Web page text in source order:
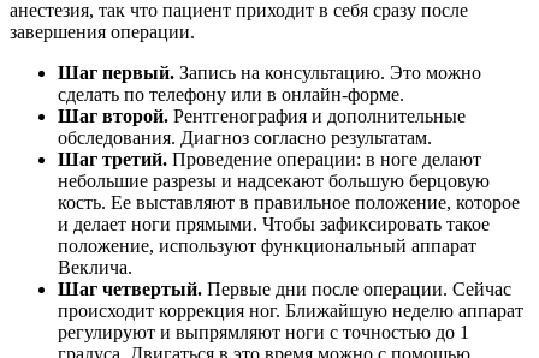
анестезия, так что пациент приходит в себя сразу после
завершения операции.
Шаг первый. Запись на консультацию. Это можно
сделать по телефону или в онлайн-форме.
Шаг второй. Рентгенография и дополнительные
обследования. Диагноз согласно результатам.
Шаг третий. Проведение операции: в ноге делают
небольшие разрезы и надсекают большую берцовую
кость. Ее выставляют в правильное положение, которое
и делает ноги прямыми. Чтобы зафиксировать такое
положение, используют функциональный аппарат
Веклича.
Шаг четвертый. Первые дни после операции. Сейчас
происходит коррекция ног. Ближайшую неделю аппарат
регулируют и выпрямляют ноги с точностью до 1
градуса. Двигаться в это время можно с помощью